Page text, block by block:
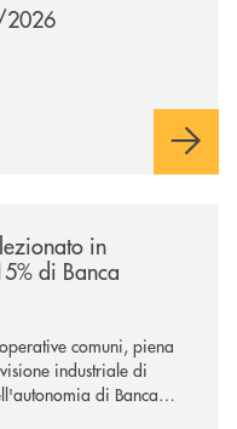
2026
in
di Banca
comuni, piena
industriale di
di Banca